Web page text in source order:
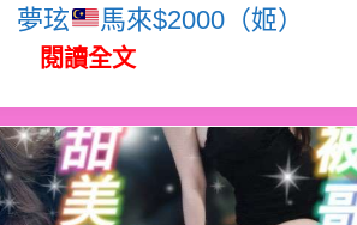
夢玹 馬來$2000（姬）
閱讀全文